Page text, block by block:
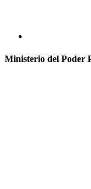
Ministerio del Poder